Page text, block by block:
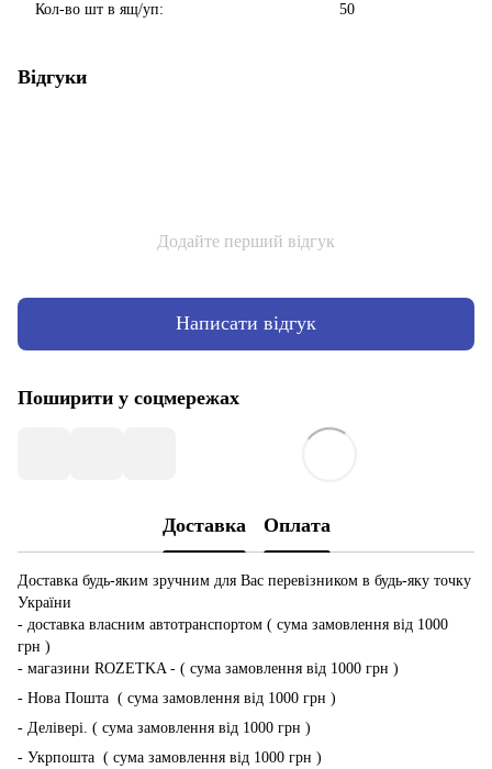
Кол-во шт в ящ/уп: 50
Відгуки
Додайте перший відгук
Написати відгук
Поширити у соцмережах
Доставка Оплата
Доставка будь-яким зручним для Вас перевізником в будь-яку точку
України
- доставка власним автотранспортом ( сума замовлення від 1000
грн )
- магазини ROZETKA - ( сума замовлення від 1000 грн )
- Нова Пошта ( сума замовлення від 1000 грн )
- Делівері. ( сума замовлення від 1000 грн )
- Укрпошта ( сума замовлення від 1000 грн )